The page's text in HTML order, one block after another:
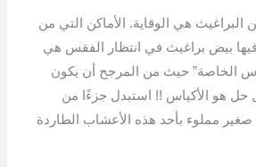
هي الوقاية. الأماكن التي من
بيض براغيث في انتظار الفقس هي
الخاصة” حيث من المرجح أن يكون
حل هو الأكياس !! استبدل جزءًا من
مملوء بأحد هذه الأعشاب الطاردة